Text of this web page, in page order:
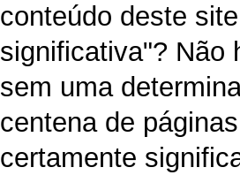
conteúdo deste
significativa"? Não
sem uma
centena de
certamente